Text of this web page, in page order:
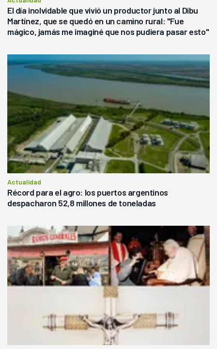
El día inolvidable que vivió un productor junto al Dibu
Martínez, que se quedó en un camino rural: "Fue
mágico, jamás me imaginé que nos pudiera pasar esto"
Actualidad
Récord para el agro: los puertos argentinos
despacharon 52,8 millones de toneladas